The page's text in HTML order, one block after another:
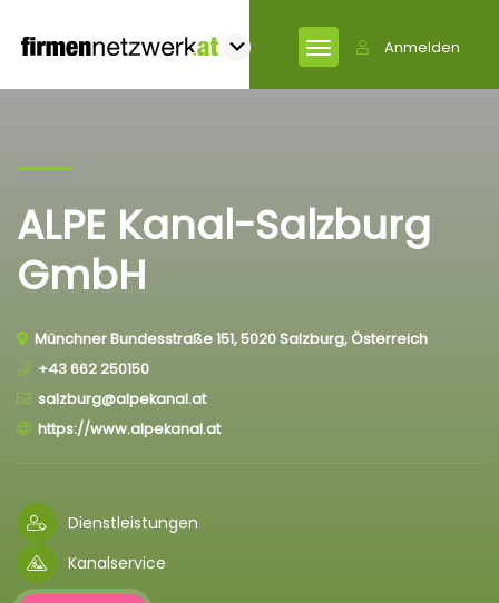
Anmelden
ALPE Kanal-Salzburg
GmbH
Münchner Bundesstraße 151, 5020 Salzburg, Österreich
+43 662 250150
salzburg@alpekanal.at
https://www.alpekanal.at
Dienstleistungen
Kanalservice